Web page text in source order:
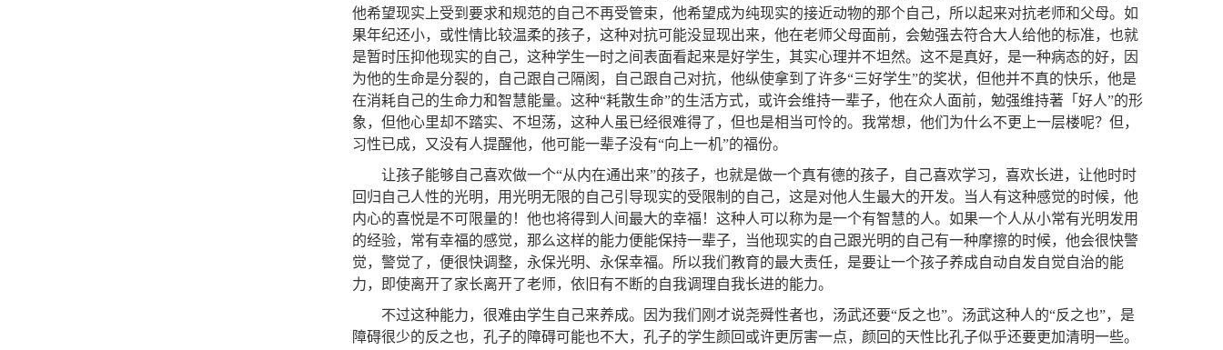
他希望现实上受到要求和规范的自己不再受管束，他希望成为纯现实的接近动物的那个自己，所以起来对抗老师和父母。如
果年纪还小，或性情比较温柔的孩子，这种对抗可能没显现出来，他在老师父母面前，会勉强去符合大人给他的标准，也就
是暂时压抑他现实的自己，这种学生一时之间表面看起来是好学生，其实心理并不坦然。这不是真好，是一种病态的好，因
为他的生命是分裂的，自己跟自己隔阂，自己跟自己对抗，他纵使拿到了许多“三好学生”的奖状，但他并不真的快乐，他是
在消耗自己的生命力和智慧能量。这种“耗散生命”的生活方式，或许会维持一辈子，他在众人面前，勉强维持著「好人”的形
象，但他心里却不踏实、不坦荡，这种人虽已经很难得了，但也是相当可怜的。我常想，他们为什么不更上一层楼呢？但，
习性已成，又没有人提醒他，他可能一辈子没有“向上一机”的福份。
让孩子能够自己喜欢做一个“从内在通出来”的孩子，也就是做一个真有德的孩子，自己喜欢学习，喜欢长进，让他时时
回归自己人性的光明，用光明无限的自己引导现实的受限制的自己，这是对他人生最大的开发。当人有这种感觉的时候，他
内心的喜悦是不可限量的！他也将得到人间最大的幸福！这种人可以称为是一个有智慧的人。如果一个人从小常有光明发用
的经验，常有幸福的感觉，那么这样的能力便能保持一辈子，当他现实的自己跟光明的自己有一种摩擦的时候，他会很快警
觉，警觉了，便很快调整，永保光明、永保幸福。所以我们教育的最大责任，是要让一个孩子养成自动自发自觉自治的能
力，即使离开了家长离开了老师，依旧有不断的自我调理自我长进的能力。
不过这种能力，很难由学生自己来养成。因为我们刚才说尧舜性者也，汤武还要“反之也”。汤武这种人的“反之也”，是
障碍很少的反之也，孔子的障碍可能也不大，孔子的学生颜回或许更厉害一点，颜回的天性比孔子似乎还要更加清明一些。